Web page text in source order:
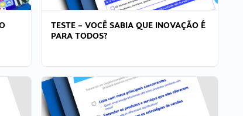
TESTE – VOCÊ SABIA QUE INOVAÇÃO É
PARA TODOS?